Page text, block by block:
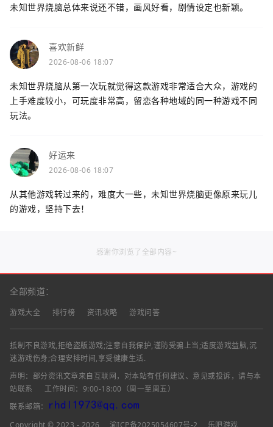
未知世界烧脑总体来说还不错，画风好看，剧情设定也新颖。
喜欢新鲜
2026-08-06 18:07
未知世界烧脑从第一次玩就觉得这款游戏非常适合大众，游戏的
上手难度较小，可玩度非常高，留恋各种地域的同一种游戏不同
玩法。
好运来
2026-08-06 18:07
从其他游戏转过来的，难度大一些，未知世界烧脑更像原来玩儿
的游戏，坚持下去！
感谢你浏览了全部内容~
全部频道：
游戏大全 排行榜 资讯攻略 游戏问答
抵制不良游戏,拒绝盗版游戏;注意自我保护,谨防受骗上当;适度游戏益脑,沉
迷游戏伤身;合理安排时间,享受健康生活.
声明：部分资讯文章来自互联网，对本站有任何建议、意见或投诉，请与本
站联系
工作时间：9:00-18:00（周一至周五）
联系邮箱：
Copyright © 2023 - 2026
渝ICP备2025054607号-2 乐吧游戏